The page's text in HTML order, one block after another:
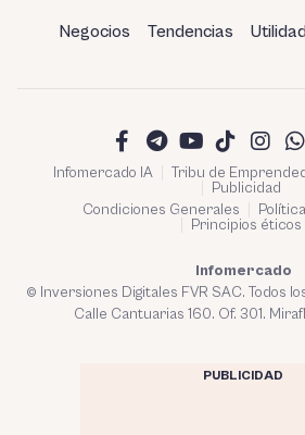
Negocios Tendencias
Infomercado IA Tribu de
Publicidad
Condiciones Generales
Principios éticos
Infomercado
© Inversiones Digitales FVR SAC. Todos
Calle Cantuarias 160. Of. 301.
PUBLICIDAD